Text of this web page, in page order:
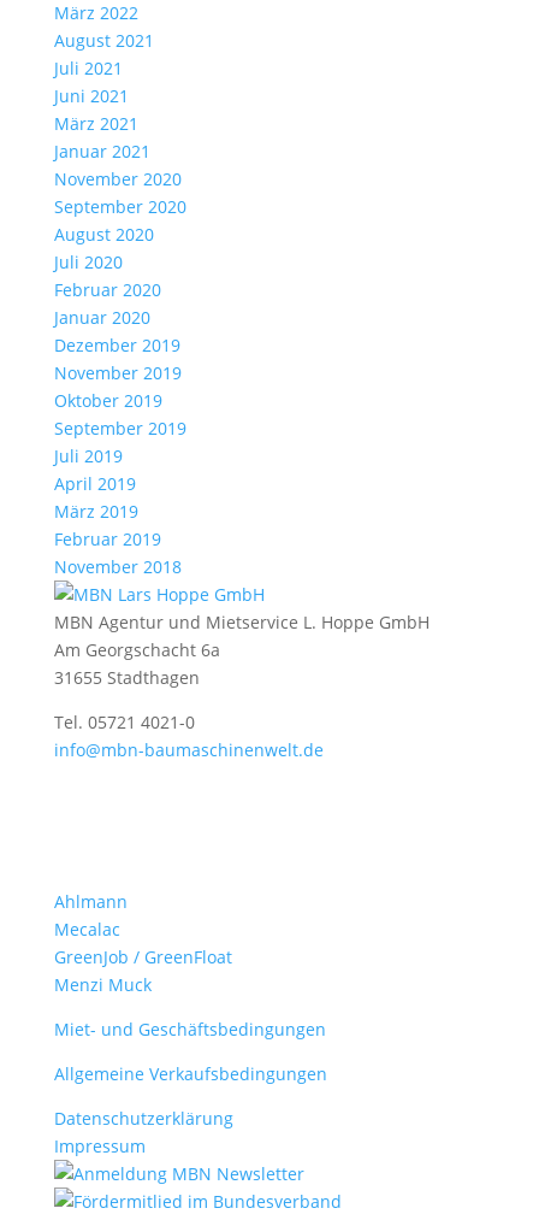
März 2022
August 2021
Juli 2021
Juni 2021
März 2021
Januar 2021
November 2020
September 2020
August 2020
Juli 2020
Februar 2020
Januar 2020
Dezember 2019
November 2019
Oktober 2019
September 2019
Juli 2019
April 2019
März 2019
Februar 2019
November 2018
MBN Agentur und Mietservice L. Hoppe GmbH
Am Georgschacht 6a
31655 Stadthagen
Tel. 05721 4021-0
info@mbn-baumaschinenwelt.de
Ahlmann
Mecalac
GreenJob / GreenFloat
Menzi Muck
Miet- und Geschäftsbedingungen
Allgemeine Verkaufsbedingungen
Datenschutzerklärung
Impressum